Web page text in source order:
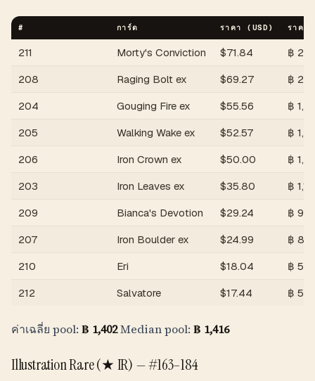
# การ์ด ราคา (USD) ราคา
211 Morty's Conviction $71.84 ฿
208
Raging Bolt ex $69.27 ฿
204
Gouging Fire ex $55.56 ฿
205
Walking Wake ex $52.57 ฿
206
Iron Crown ex $50.00 ฿
203
Iron Leaves ex $35.80 ฿
209
Bianca's Devotion $29.24 ฿
207
Iron Boulder ex $24.99 ฿
210
Eri $18.04 ฿
212
Salvatore $17.44 ฿ 576
ค่าเฉลี่ย pool: ฿ 1,402Median pool: ฿ 1,416
Illustration Rare (★ IR) — #163–184